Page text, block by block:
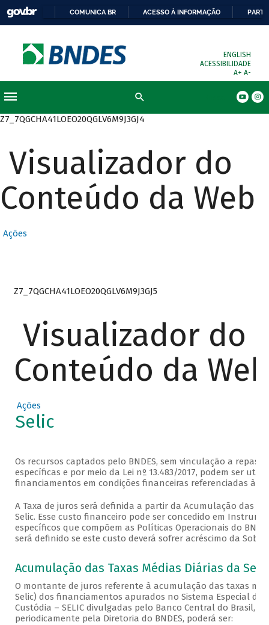
COMUNICA BR ACESSO À INFORMAÇÃO
ENGLISH
ACESSIBILIDADE
A+ A-
Z7_7QGCHA41LOEO20QGLV6M9J3GJ4
Visualizador do
Conteúdo da Web
Ações
Z7_7QGCHA41LOEO20QGLV6M9J3GJ5
Visualizador do
Conteúdo da Web
Ações
Selic
Os recursos captados pelo BNDES, sem vinculação a
específicas e por meio da Lei nº 13.483/2017, podem ser
financiamentos em condições financeiras referenciadas à
A Taxa de juros será definida a partir da Acumulação das
Selic. Esse custo financeiro pode ser concedido em
específicos que compõem as Políticas Operacionais do
será definido se este custo deverá sofrer acréscimo da
Acumulação das Taxas Médias Diárias da Selic
O montante de juros referente à acumulação das taxas
Selic) dos financiamentos apurados no Sistema Especial de
Custódia – SELIC divulgadas pelo Banco Central do Brasil,
periodicamente pela Diretoria do BNDES, poderá ser: